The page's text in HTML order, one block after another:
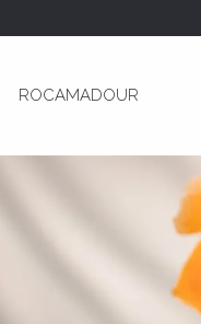
ROCAMADOUR